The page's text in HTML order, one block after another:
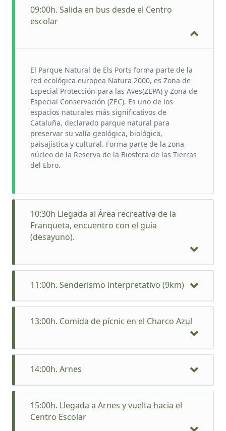
09:00h. Salida en bus desde el Centro
escolar
El Parque Natural de Els Ports forma parte de la
red ecológica europea Natura 2000, es Zona de
Especial Protección para las Aves(ZEPA) y Zona de
Especial Conservación (ZEC). Es uno de los
espacios naturales más significativos de
Cataluña, declarado parque natural para
preservar su valía geológica, biológica,
paisajística y cultural. Forma parte de la zona
núcleo de la Reserva de la Biosfera de las Tierras
del Ebro.
10:30h Llegada al Área recreativa de la
Franqueta, encuentro con el guía
(desayuno).
11:00h. Senderismo interpretativo (9km)
Los Estrechos, además de formar parte del
Parque Natural dels Ports y la Red Natura 2000,
13:00h. Comida de pícnic en el Charco Azul
14:00h. Arnes
pista asfaltada hasta la población de Arnes
15:00h. Llegada a Arnes y vuelta hacia el
Centro Escolar